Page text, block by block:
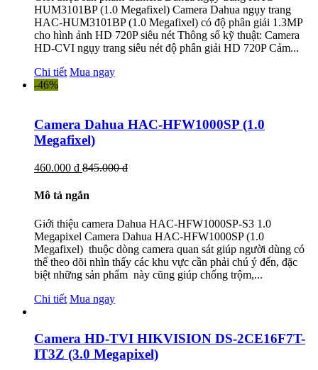
HUM3101BP (1.0 Megafixel) Camera Dahua ngụy trang
HAC-HUM3101BP (1.0 Megafixel) có độ phân giải 1.3MP
cho hình ảnh HD 720P siêu nét Thông số kỹ thuật: Camera
HD-CVI ngụy trang siêu nét độ phân giải HD 720P Cảm...
Chi tiết Mua ngay
-46%
Camera Dahua HAC-HFW1000SP (1.0
Megafixel)
460.000 đ 845.000 đ
Mô tả ngắn
Giới thiệu camera Dahua HAC-HFW1000SP-S3 1.0
Megapixel Camera Dahua HAC-HFW1000SP (1.0
Megafixel) thuộc dòng camera quan sát giúp người dùng có
thể theo dõi nhìn thấy các khu vực cần phải chú ý đến, đặc
biệt những sản phẩm này cũng giúp chống trộm,...
Chi tiết Mua ngay
Camera HD-TVI HIKVISION DS-2CE16F7T-
IT3Z (3.0 Megapixel)